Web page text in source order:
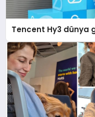
Tencent Hy3 dünya